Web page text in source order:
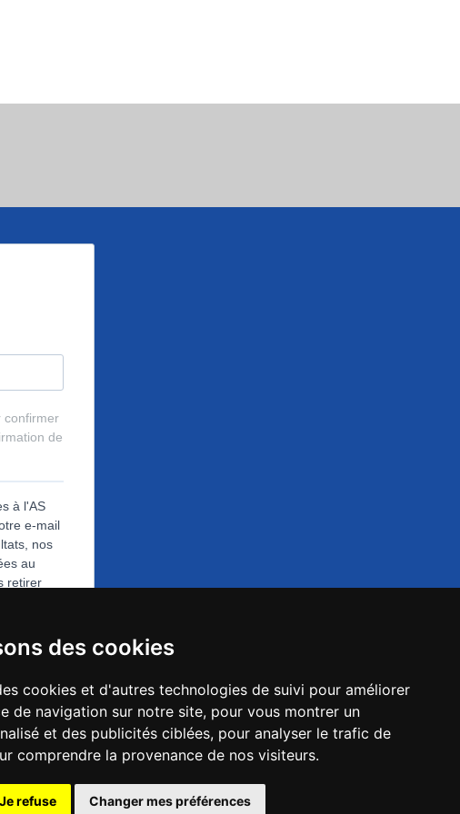
des cookies
cookies et d'autres technologies de suivi pour améliorer
de navigation sur notre site, pour vous montrer un
et des publicités ciblées, pour analyser le trafic de
comprendre la provenance de nos visiteurs.
Je refuse Changer mes préférences
Mantes-la-Jolie